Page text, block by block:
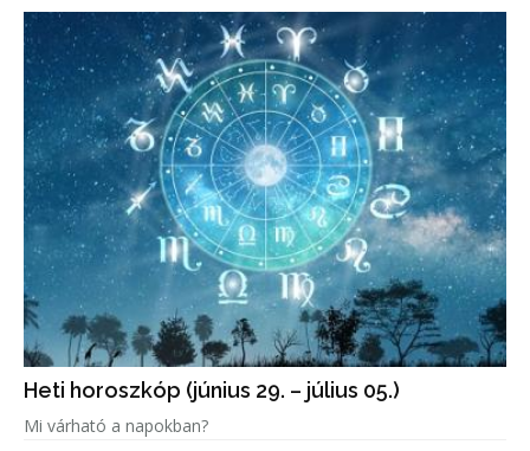
Heti horoszkóp (június 29. – július 05.)
Mi várható a napokban?